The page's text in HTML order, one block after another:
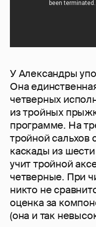
У Александры
Она
четверных
из тройных
программе. На
тройной сальхов
каскады из
учит тройной
четверные. При
никто не
оценка за
(она и так